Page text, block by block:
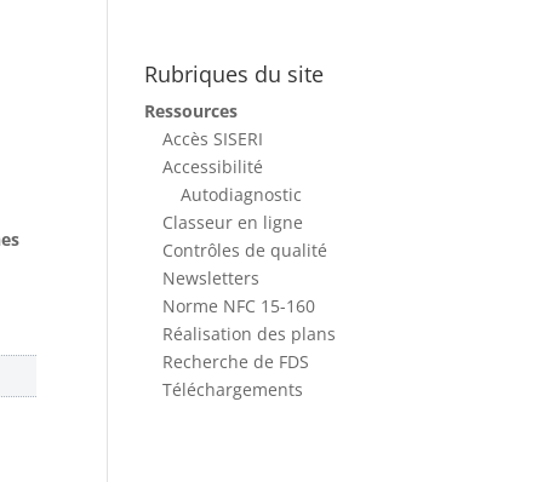
Rubriques du site
Ressources
Accès SISERI
Accessibilité
Autodiagnostic
Classeur en ligne
Contrôles de qualité
Newsletters
Norme NFC 15-160
Réalisation des plans
Recherche de FDS
Téléchargements